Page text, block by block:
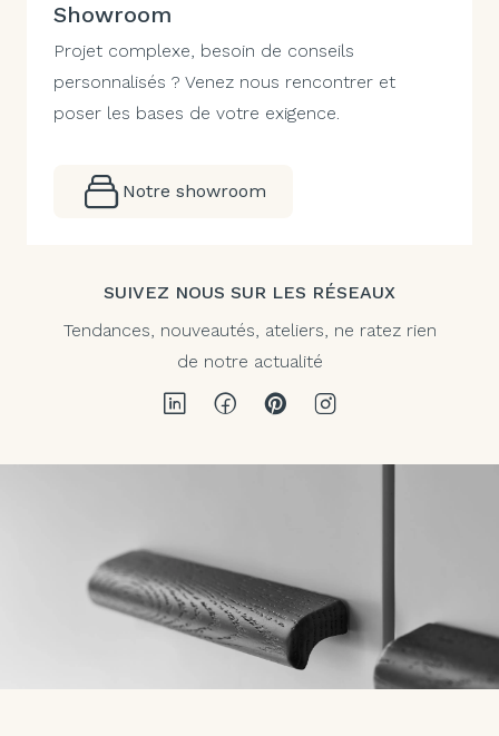
Showroom
Projet complexe, besoin de conseils
personnalisés ? Venez nous rencontrer et
poser les bases de votre exigence.
Notre showroom
SUIVEZ NOUS SUR LES RÉSEAUX
Tendances, nouveautés, ateliers, ne ratez rien
de notre actualité